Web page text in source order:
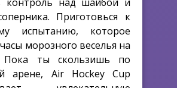
Приготовься к
испытанию, которое
морозного веселья на
Пока ты скользишь по
арене, Air Hockey Cup